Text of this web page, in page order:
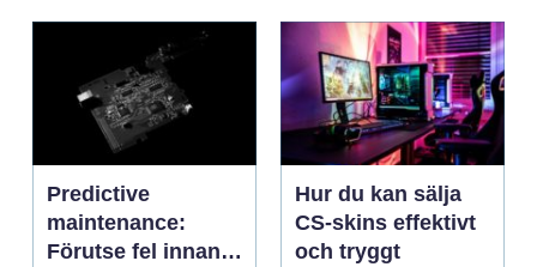
Predictive
maintenance:
Förutse fel innan
Hur du kan sälja
CS-skins effektivt
och tryggt